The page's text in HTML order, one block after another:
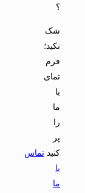
؟
شک
نکید؛
فرم
تمای
با
ما
را
پر
کنید تماس
با
ما